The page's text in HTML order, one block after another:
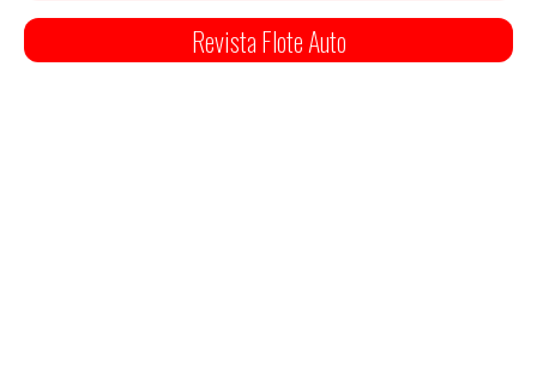
Revista Flote Auto